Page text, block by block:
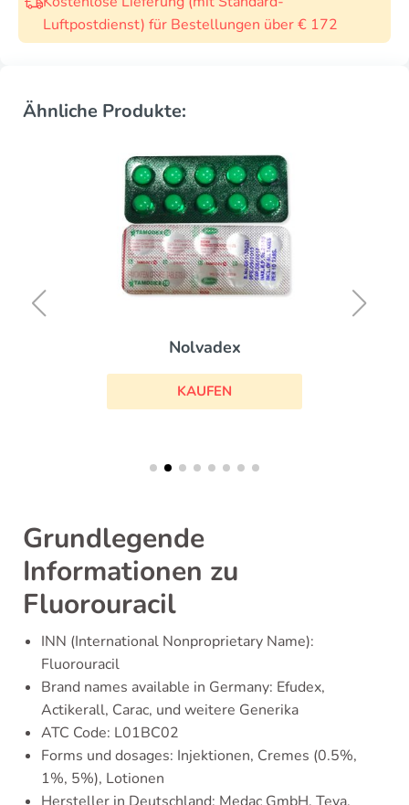
Luftpostdienst) für Bestellungen über € 172
Ähnliche Produkte:
Nolvadex
KAUFEN
Grundlegende
Informationen zu
Fluorouracil
INN (International Nonproprietary Name):
Fluorouracil
Brand names available in Germany: Efudex,
Actikerall, Carac, und weitere Generika
ATC Code: L01BC02
Forms und dosages: Injektionen, Cremes (0.5%,
1%, 5%), Lotionen